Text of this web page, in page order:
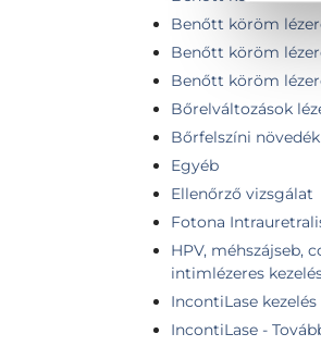
Benőtt köröm
Benőtt köröm
Benőtt köröm
Bőrelváltozások
Bőrfelszíni
Egyéb
Ellenőrző vizsgálat
Fotona
HPV, méhszájseb,
intimlézeres
IncontiLase
IncontiLase -